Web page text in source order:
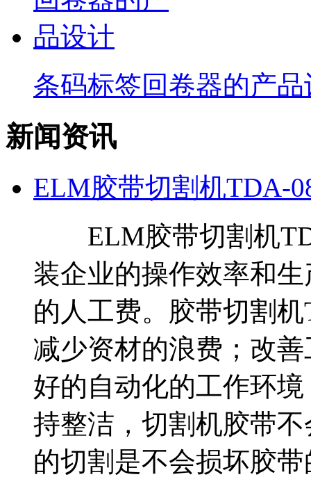
条码标签回卷器的产品
新闻资讯
ELM胶带切割机TDA-
ELM胶带切割机
装企业的操作效率和
的人工费。胶带切割
减少资材的浪费；改
好的自动化的工作环
持整洁，切割机胶带
的切割是不会损坏胶